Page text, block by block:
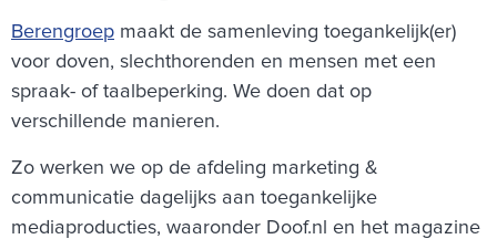
Berengroep maakt de samenleving toegankelijk(er)
voor doven, slechthorenden en mensen met een
spraak- of taalbeperking. We doen dat op
verschillende manieren.
Zo werken we op de afdeling marketing &
communicatie dagelijks aan toegankelijke
mediaproducties, waaronder Doof.nl en het magazine